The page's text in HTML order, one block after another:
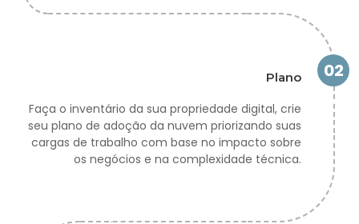
02
Plano
Faça o inventário da sua propriedade digital, crie
seu plano de adoção da nuvem priorizando suas
cargas de trabalho com base no impacto sobre
os negócios e na complexidade técnica.